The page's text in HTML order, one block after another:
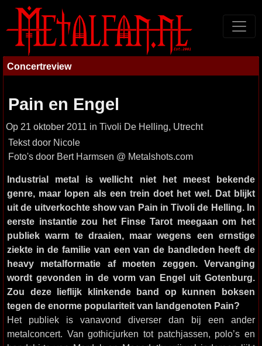
Concertreview
Pain en Engel
Op 21 oktober 2011 in Tivoli De Helling, Utrecht
Tekst door Nicole
Foto's door Bert Harmsen @ Metalshots.com
Industrial metal is wellicht niet het meest bekende
genre, maar lopen als een trein doet het wel. Dat blijkt
uit de uitverkochte show van Pain in Tivoli de Helling. In
eerste instantie zou het Finse Tarot meegaan om het
publiek warm te draaien, maar wegens een ernstige
ziekte in de familie van een van de bandleden heeft de
heavy metalformatie af moeten zeggen. Vervanging
wordt gevonden in de vorm van Engel uit Gotenburg.
Zou deze lieflijk klinkende band op kunnen boksen
tegen de enorme populariteit van landgenoten Pain?
Het publiek is vanavond diverser dan bij een ander
metalconcert. Van gothicjurken tot patchjassen, polo’s en